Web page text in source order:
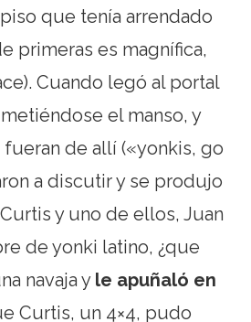
que tenía arrendado
primeras es magnífica,
Cuando legó al portal
el manso, y
de allí («yonkis, go
a discutir y se produjo
y uno de ellos, Juan
de yonki latino, ¿que
navaja y le apuñaló en
Curtis, un 4×4, pudo